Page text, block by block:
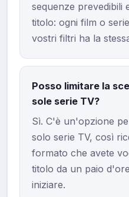
sequenze prevedibili
titolo: ogni film o
vostri filtri ha la
Posso limitare la
sole serie TV?
Sì. C'è un'opzione
solo serie TV, così
formato che avete
titolo da un paio
iniziare.